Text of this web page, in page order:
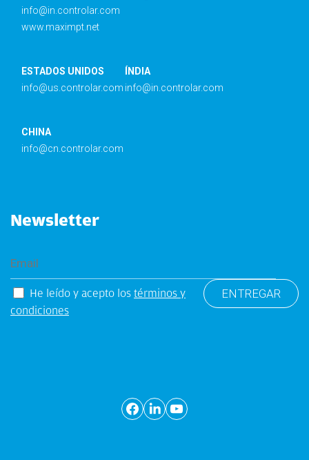
info@in.controlar.com
www.maximpt.net
ESTADOS UNIDOS
info@us.controlar.com
ÍNDIA
info@in.controlar.com
CHINA
info@cn.controlar.com
Newsletter
He leído y acepto los términos y
condiciones